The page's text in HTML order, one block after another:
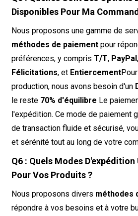
Disponibles Pour Ma
Nous proposons une gamme de
méthodes de paiementpour
préférences, y compris T/T, PayPal,
Félicitations, et Entiercement
production, nous avons besoin d'un
le reste 70% d'équilibre Le
l'expédition. Ce mode de paiement
de transaction fluide et sécurisé,
et sérénité tout au long de votre
Q6 : Quels Modes
Pour Vos Produits ?
Nous proposons divers méthodes
répondre à vos besoins et à votre